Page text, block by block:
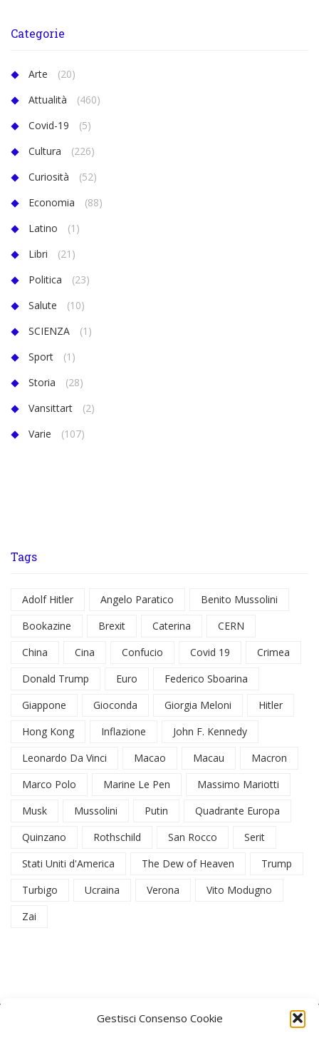
Gestisci Consenso Cookie
Categorie
Arte
(20)
Attualità
(460)
Covid-19
(5)
Cultura
(226)
Curiosità
(52)
Economia
(88)
Latino
(1)
Libri
(21)
Politica
(23)
Salute
(10)
SCIENZA
(1)
Sport
(1)
Storia
(28)
Vansittart
(2)
Varie
(107)
Tags
Adolf Hitler Angelo Paratico
Benito Mussolini
Bookazine
Brexit Caterina
CERN
China
Cina Confucio Covid 19
Crimea
Donald Trump
Euro
Federico Sboarina
Giappone
Gioconda Giorgia Meloni
Hitler
Hong Kong
Inflazione
John F. Kennedy
Leonardo Da Vinci
Macao Macau
Macron
Marco Polo
Marine Le Pen
Massimo Mariotti
Musk
Mussolini Putin
Quadrante Europa
Quinzano
Rothschild San Rocco
Serit
Stati Uniti d'America
The Dew of Heaven
Trump
Turbigo
Ucraina Verona
Vito Modugno
Zai